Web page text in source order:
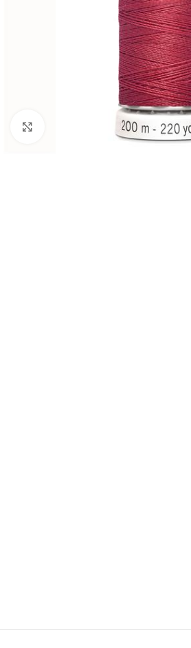
Klik om te vergroten